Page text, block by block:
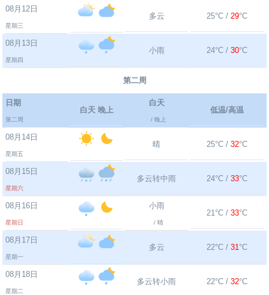
08月12日
星期三
多云 25°C / 29°C
08月13日
星期四
小雨 24°C / 30°C
第二周
日期
第二周
白天 晚上
白天
/ 晚上
低温/高温
08月14日
星期五
晴 25°C / 32°C
08月15日
星期六
多云转中雨 24°C / 33°C
08月16日
星期日
小雨
/ 晴
21°C / 33°C
08月17日
星期一
多云 22°C / 31°C
08月18日
星期二
多云转小雨 22°C / 32°C